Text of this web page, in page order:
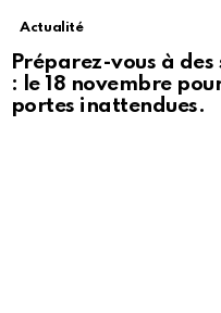
Actualité
Préparez-vous à
: le 18 novembre
portes inattendues.